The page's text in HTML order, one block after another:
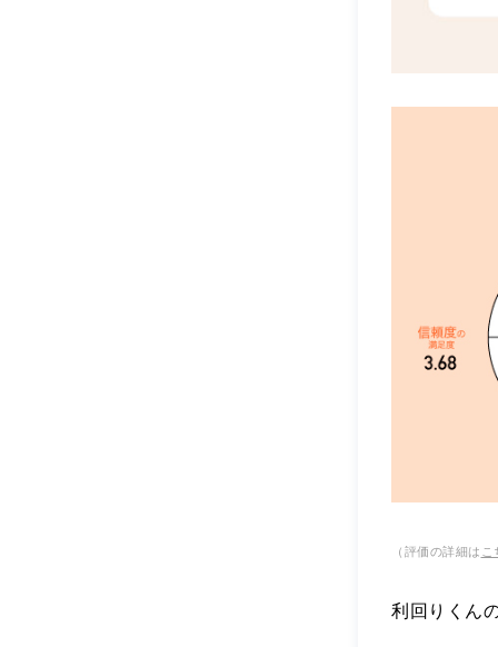
（評価の詳細は こ
利回りくん